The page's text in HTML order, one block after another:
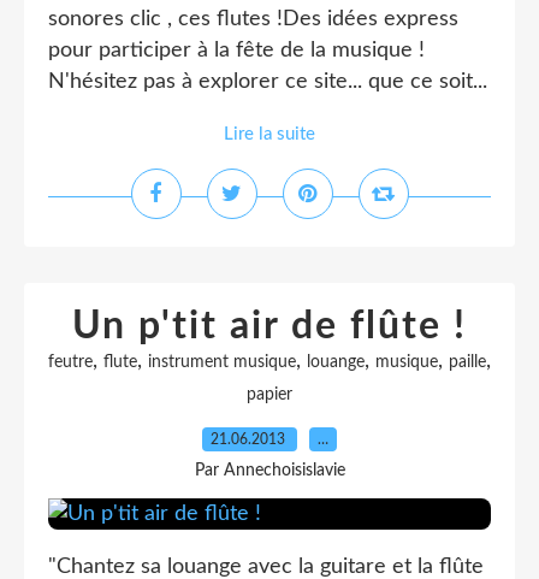
sonores clic , ces flutes !Des idées express
pour participer à la fête de la musique !
N'hésitez pas à explorer ce site... que ce soit...
Lire la suite
Un p'tit air de flûte !
feutre, flute, instrument musique, louange, musique, paille,
papier
21.06.2013 …
Par Annechoisislavie
"Chantez sa louange avec la guitare et la flûte